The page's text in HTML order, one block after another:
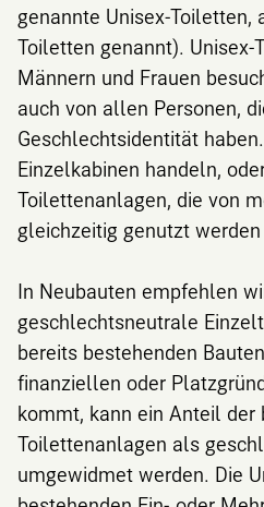
genannte Unisex-Toiletten,
Toiletten genannt). Unisex-
Männern und Frauen
auch von allen Personen,
Geschlechtsidentität
Einzelkabinen handeln,
Toilettenanlagen, die von
gleichzeitig genutzt
In Neubauten empfehlen
geschlechtsneutrale
bereits bestehenden
finanziellen oder
kommt, kann ein Anteil der
Toilettenanlagen als
umgewidmet werden. Die